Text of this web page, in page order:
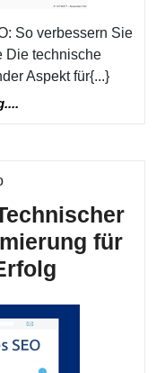
Technische
Optimierung
So verbessern Sie
Die technische
Aspekt für{...}
Kategorie
für
Die
von